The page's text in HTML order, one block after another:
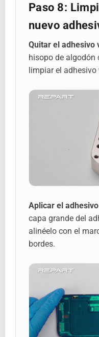
Paso 8:
nuevo
Quitar el adhesivo
hisopo de algodón
limpiar el adhesivo
Aplicar el
capa grande del
alinéelo con el
bordes.